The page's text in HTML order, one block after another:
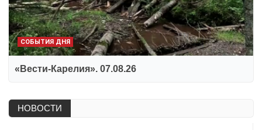
СОБЫТИЯ ДНЯ
«Вести-Карелия». 07.08.26
НОВОСТИ